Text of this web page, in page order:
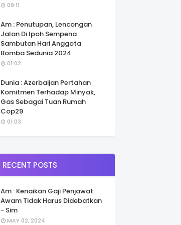
09:11
Am : Penutupan, Lencongan
Jalan Di Ipoh Sempena
Sambutan Hari Anggota
Bomba Sedunia 2024
01:02
Dunia : Azerbaijan Pertahan
Komitmen Terhadap Minyak,
Gas Sebagai Tuan Rumah
Cop29
01:03
RECENT POSTS
Am : Kenaikan Gaji Penjawat
Awam Tidak Harus Didebatkan
- Sim
MAY 02, 2024